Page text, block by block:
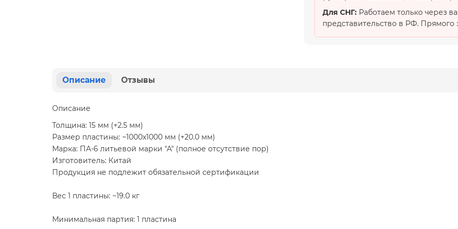
Для СНГ: Работаем только через
представительство в РФ. Прямого
Описание Отзывы
Описание
Толщина: 15 мм (+2.5 мм)
Размер пластины: ~1000х1000 мм (+20.0 мм)
Марка: ПА-6 литьевой марки "А" (полное отсутствие пор)
Изготовитель: Китай
Продукция не подлежит обязательной сертификации
Вес 1 пластины: ~19.0 кг
Минимальная партия: 1 пластина